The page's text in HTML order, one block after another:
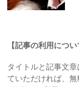
【記事の利用につい
タイトルと記事文
ていただければ、無